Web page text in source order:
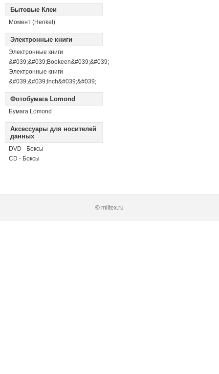
Бытовые Клеи
Момент (Henkel)
Электронные книги
Электронные книги
&#039;&#039;Bookeen&#039;&#039;
Электронные книги
&#039;&#039;Inch&#039;&#039;
Фотобумага Lomond
Бумага Lomond
Аксессуары для носителей
данных
DVD - Боксы
CD - Боксы
© miltex.ru